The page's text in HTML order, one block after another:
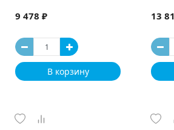
9 478 ₽
В корзину
13